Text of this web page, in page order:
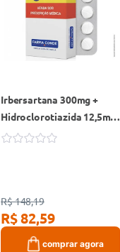
Irbersartana 300mg +
Hidroclorotiazida 12,5mg
Eurofarma Genérico
R$ 148,19
R$ 82,59
comprar agora